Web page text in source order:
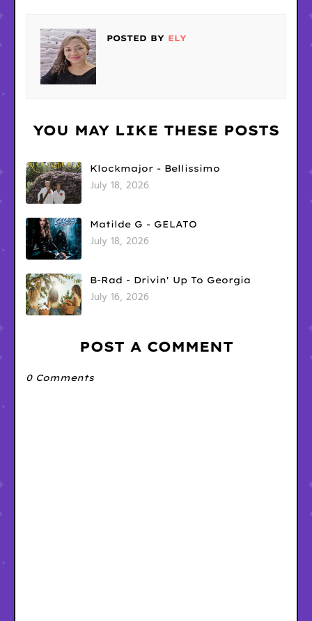
POSTED BY ELY
YOU MAY LIKE THESE POSTS
Klockmajor - Bellissimo
July 18, 2026
Matilde G - GELATO
July 18, 2026
B-Rad - Drivin' Up To Georgia
July 16, 2026
POST A COMMENT
0 Comments